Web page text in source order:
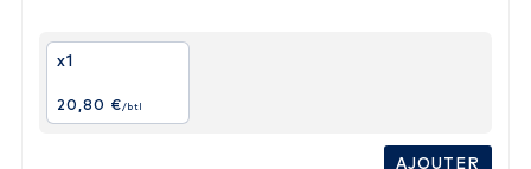
x1
20,80 €/btl
AJOUTER